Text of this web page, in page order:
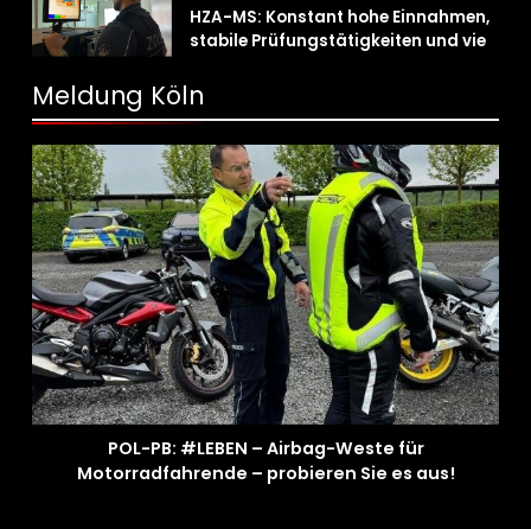
HZA-MS: Konstant hohe Einnahmen,
stabile Prüfungstätigkeiten und viel
Hauptzollamt Münster zieht für 2025
Bilanz
Meldung Köln
POL-PB: #LEBEN – Airbag-Weste für
Motorradfahrende – probieren Sie es aus!